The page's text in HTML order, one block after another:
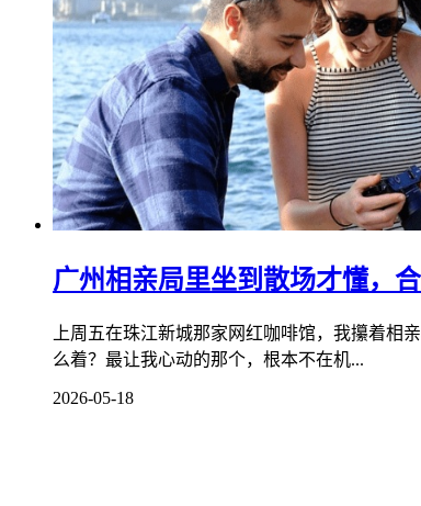
广州相亲局里坐到散场才懂，
上周五在珠江新城那家网红咖啡馆，我攥着
么着？最让我心动的那个，根本不在机...
2026-05-18